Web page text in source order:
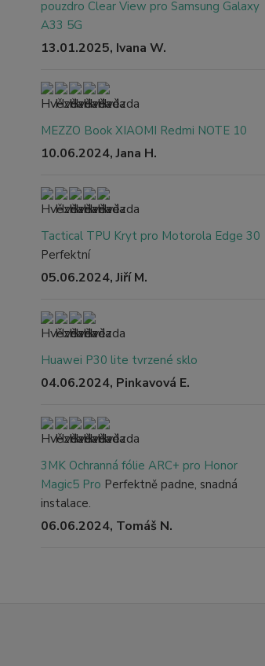
pouzdro Clear View pro Samsung Galaxy
A33 5G
13.01.2025, Ivana W.
MEZZO Book XIAOMI Redmi NOTE 10
10.06.2024, Jana H.
Tactical TPU Kryt pro Motorola Edge 30
Perfektní
05.06.2024, Jiří M.
Huawei P30 lite tvrzené sklo
04.06.2024, Pinkavová E.
3MK Ochranná fólie ARC+ pro Honor
Magic5 Pro Perfektně padne, snadná
instalace.
06.06.2024, Tomáš N.